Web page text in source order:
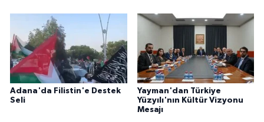
Adana'da Filistin'e Destek
Seli
Yayman'dan Türkiye
Yüzyılı'nın Kültür Vizyonu
Mesajı